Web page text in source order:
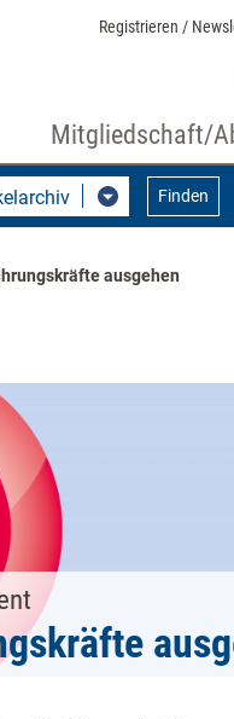
Registrieren /
Mitgliedschaft/
Finden
ausgehen